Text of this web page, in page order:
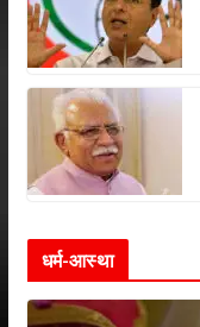
धर्म-आस्था